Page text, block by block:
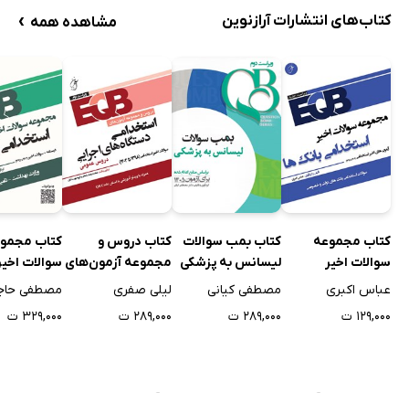
کتاب‌های انتشارات آرازنوین مشاهده همه ›
کتاب مجموعه
سوالات اخیر
استخدامی بانک‌ها
عباس اکبری
۱۲۹,۰۰۰ ت
کتاب بمب سوالات
لیسانس به پزشکی
مصطفی کیانی
۲۸۹,۰۰۰ ت
کتاب دروس و
مجموعه آزمون‌های
استخدامی
لیلی صفری
۲۸۹,۰۰۰ ت
کتاب
سوالات
استخدامی
مصطفی
۳۲۹,۰۰۰ ت